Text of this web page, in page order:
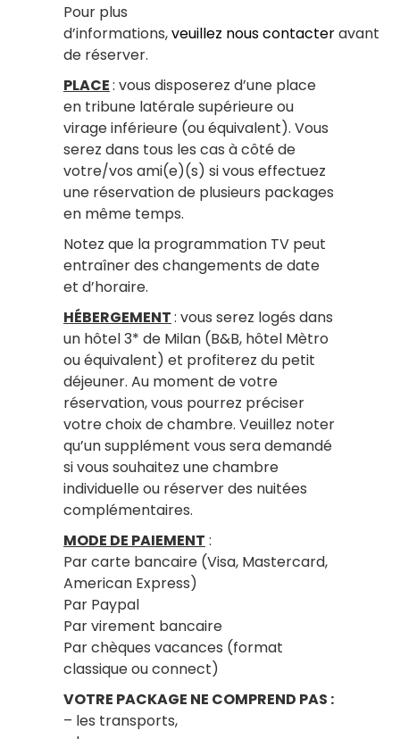
Pour plus
d’informations,veuillez nous contacteravant
de réserver.
PLACE: vous disposerez d’une place
en tribune latérale supérieure ou
virage inférieure (ou équivalent). Vous
serez dans tous les cas à côté de
votre/vos ami(e)(s) si vous effectuez
une réservation de plusieurs packages
en même temps.
Notez que la programmation TV peut
entraîner des changements de date
et d’horaire.
HÉBERGEMENT: vous serez logés dans
un hôtel 3* de Milan (B&B, hôtel Mètro
ou équivalent) et profiterez du petit
déjeuner. Au moment de votre
réservation, vous pourrez préciser
votre choix de chambre. Veuillez noter
qu’un supplément vous sera demandé
si vous souhaitez une chambre
individuelle ou réserver des nuitées
complémentaires.
MODE DE PAIEMENT :
Par carte bancaire (Visa, Mastercard,
American Express)
Par Paypal
Par virement bancaire
Par chèques vacances (format
classique ou connect)
VOTRE PACKAGE NE COMPREND PAS :
– les transports,